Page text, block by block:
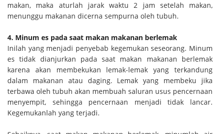
makan, maka aturlah jarak waktu 2 jam setelah makan,
menunggu makanan dicerna sempurna oleh tubuh.
4. Minum es pada saat makan makanan berlemak
Inilah yang menjadi penyebab kegemukan seseorang. Minum
es tidak dianjurkan pada saat makan makanan berlemak
karena akan membekukan lemak-lemak yang terkandung
dalam makanan atau daging. Lemak yang membeku jika
terbawa oleh tubuh akan membuah saluran usus pencernaan
menyempit, sehingga pencernaan menjadi tidak lancar.
Kegemukanlah yang terjadi.